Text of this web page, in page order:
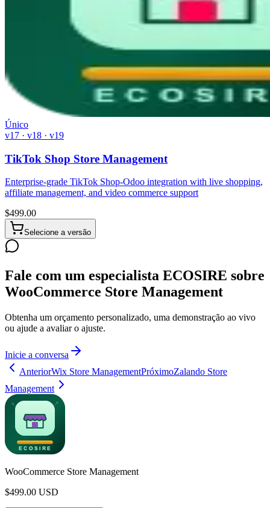
Único
v17 · v18 · v19
TikTok Shop Store Management
Enterprise-grade TikTok Shop-Odoo integration with live shopping,
affiliate management, and video commerce support
$499.00
Selecione a versão
Fale com um especialista ECOSIRE sobre
WooCommerce Store Management
Obtenha um orçamento personalizado, uma demonstração ao vivo
ou ajude a avaliar o ajuste.
Inicie a conversa
AnteriorWix Store ManagementPróximoZalando Store
Management
WooCommerce Store Management
$499.00 USD